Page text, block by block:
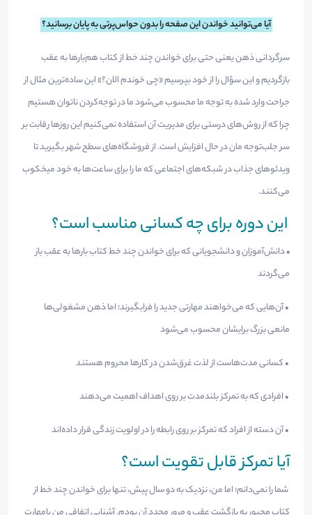
آیا می‌توانید خواندن این صفحه را بدون حواس‌پرتی به پایان برسانید؟
سرگردانی ذهن یعنی حتی برای خواندن چند خط از کتاب هم‌بارها به عقب
بازگردیم و این سؤال را از خود بپرسیم «چی خوندم الان؟» این ساده‌ترین مثال از
جراحت وارد شده به توجه ما محسوب می‌شود ما در توجه‌کردن ناتوان هستیم
چرا که از روش‌های درستی برای مدیریت آن استفاده نمی‌کنیم این روزها رقابت بر
سر جلب‌توجه مان در حال افزایش است. از فروشگاه‌های سطح شهر بگیرید تا
ویدئوهای جذاب در شبکه‌های اجتماعی که ما را برای ساعت‌ها به خود میخکوب
می‌کنند.
این دوره برای چه کسانی مناسب است؟
• دانش‌آموزان و دانشجویانی که برای خواندن چند خط کتاب بارها به عقب باز
می‌گردند
• آن‌هایی که می‌خواهند مهارتی جدید را فرابگیرند؛ اما ذهن مشغولی‌ها
مانعی بزرگ برایشان محسوب می‌شود
• کسانی مدت‌هاست از لذت غرق‌شدن در کارها محروم هستند
• افرادی که به تمرکز بلندمدت بر روی اهداف اهمیت می‌دهند
• آن دسته از افراد که تمرکز بر روی رابطه را در اولویت زندگی قرار داده‌اند
آیا تمرکز قابل تقویت است؟
شما را نمی‌دانم؛ اما من، نزدیک به دو سال پیش، تنها برای خواندن چند خط از